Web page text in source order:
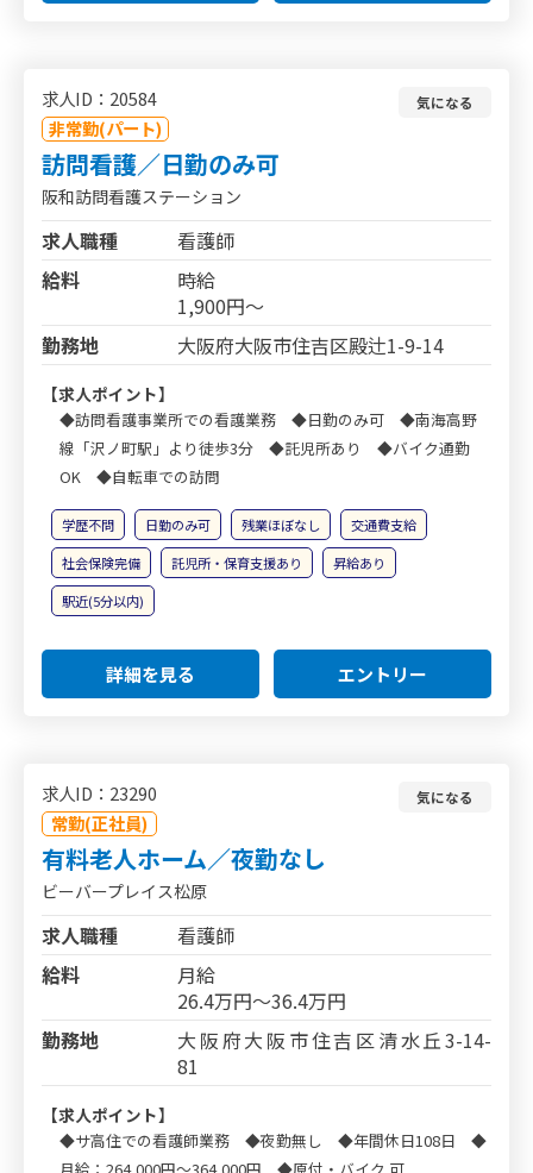
求人ID：20584
非常勤(パート)
気になる
訪問看護／日勤のみ可
阪和訪問看護ステーション
求人職種
看護師
給料
時給
1,900円～
勤務地
大阪府大阪市住吉区殿辻1-9-14
【求人ポイント】
◆訪問看護事業所での看護業務 ◆日勤のみ可 ◆南海高野
線「沢ノ町駅」より徒歩3分 ◆託児所あり ◆バイク通勤
OK ◆自転車での訪問
学歴不問 日勤のみ可 残業ほぼなし
交通費支給
社会保険完備
託児所・保育支援あり
昇給あり
駅近(5分以内)
詳細を見る エントリー
求人ID：23290
常勤(正社員)
気になる
有料老人ホーム／夜勤なし
ビーバープレイス松原
求人職種
看護師
給料
月給
26.4万円～36.4万円
勤務地
大阪府大阪市住吉区清水丘3-14-
81
【求人ポイント】
◆サ高住での看護師業務 ◆夜勤無し ◆年間休日108日 ◆
月給：264,000円～364,000円 ◆原付・バイク 可